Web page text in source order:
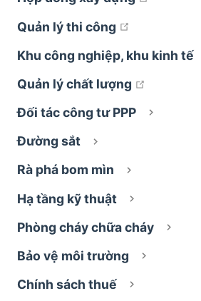
Quản lý thi công
Khu công nghiệp, khu kinh tế
Quản lý chất lượng
open in
Đối tác công tư PPP
Đường sắt
Rà phá bom mìn
Hạ tầng kỹ thuật
Phòng cháy chữa cháy
Bảo vệ môi trường
Chính sách thuế